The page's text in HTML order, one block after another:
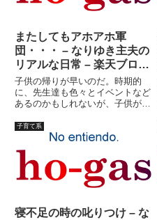
またしてもアホアホ軍
団・・・ – なりゆき主夫の
リアルな日常 – 楽天ブログ
（Blog）
子供の帰りが早いのだ。時期的
に、先生達も色々とイベントなど
あるのかもしれないが、子供が早
なくなってしまうのである。（で
も日記書いてるが・・・）長女も
長男も転校生だし、一緒に遊んで
くれる友達が出来てよかったとは
思...
子育て系
寝不足の時の叱りつけ – な